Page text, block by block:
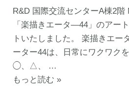
取
る”
N-
LOUNGE
で
写
カ
フ
ェ
を
開
催
R&D 国際交流センターA棟2階
「楽描きエータ―44」のアー
トいたしました。 楽描きエ
ーター44は、日常にワクワク
◯、△、 …
【New
もっと読む »